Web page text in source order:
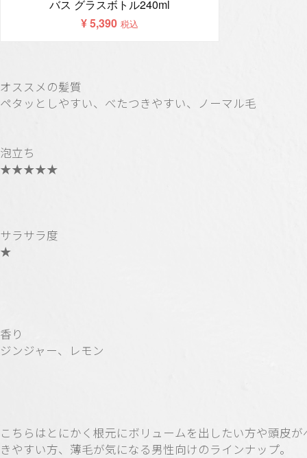
オススメの髪質
ペタッとしやすい、べたつきやすい、ノーマル毛
泡立ち
★★★★★
サラサラ度
★
香り
ジンジャー、レモン
こちらはとにかく根元にボリュームを出したい方や頭皮が
きやすい方、薄毛が気になる男性向けのラインナップ。